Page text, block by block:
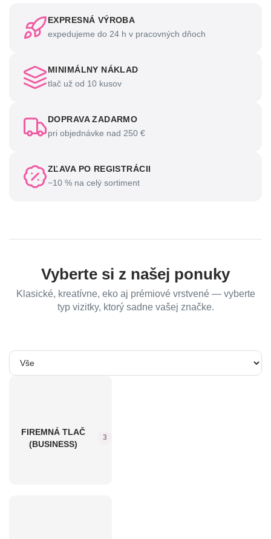
EXPRESNÁ VÝROBA
expedujeme do 24 h v pracovných dňoch
MINIMÁLNY NÁKLAD
tlač už od 10 kusov
DOPRAVA ZADARMO
pri objednávke nad 250 €
ZĽAVA PO REGISTRÁCII
−10 % na celý sortiment
Vyberte si z našej ponuky
Klasické, kreatívne, eko aj prémiové vrstvené — vyberte
typ vizitky, ktorý sadne vašej značke.
FIREMNÁ TLAČ
(BUSINESS)
3